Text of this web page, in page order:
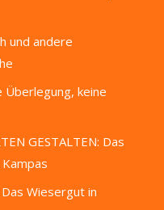
und andere
Überlegung, keine
GESTALTEN: Das
Wiesergut in